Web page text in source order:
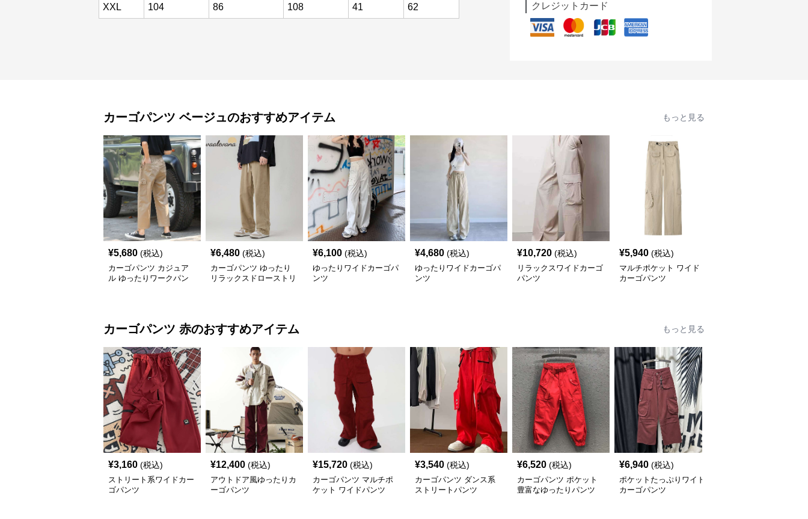
XXL 104 86 108 41 62 クレジットカード
カーゴパンツ ベージュのおすすめアイテム もっと見る
¥5,680 (税込)
カーゴパンツ カジュア
ル ゆったりワークパン
¥6,480 (税込)
カーゴパンツ ゆったり
リラックスドローストリ
¥6,100 (税込)
ゆったりワイドカーゴパ
ンツ
¥4,680 (税込)
ゆったりワイドカーゴパ
ンツ
¥10,720 (税込)
リラックスワイドカーゴ
パンツ
¥5,940 (税込)
マルチポケット ワイド
カーゴパンツ
カーゴパンツ 赤のおすすめアイテム もっと見る
¥3,160 (税込)
ストリート系ワイドカー
ゴパンツ
¥12,400 (税込)
アウトドア風ゆったりカ
ーゴパンツ
¥15,720 (税込)
カーゴパンツ マルチポ
ケット ワイドパンツ
¥3,540 (税込)
カーゴパンツ ダンス系
ストリートパンツ
¥6,520 (税込)
カーゴパンツ ポケット
豊富なゆったりパンツ
¥6,940 (税込)
ポケットたっぷりワイド
カーゴパンツ